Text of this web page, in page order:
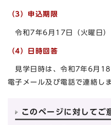
（3）申込期限
令和7年6月17日（火曜日）
（4）日時回答
見学日時は、令和7年6月18
電子メール及び電話で連絡し
このページに対してご